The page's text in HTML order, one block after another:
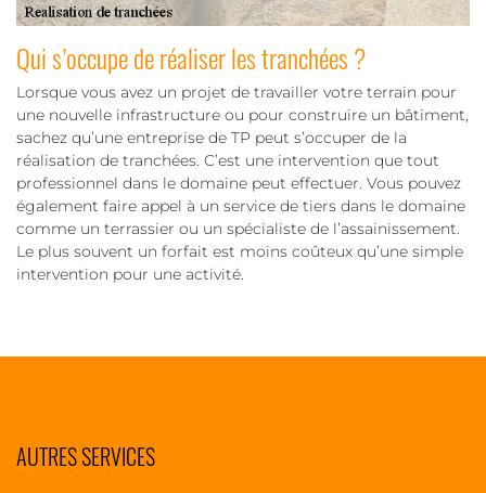
Qui s’occupe de réaliser les tranchées ?
Lorsque vous avez un projet de travailler votre terrain pour
une nouvelle infrastructure ou pour construire un bâtiment,
sachez qu’une entreprise de TP peut s’occuper de la
réalisation de tranchées. C’est une intervention que tout
professionnel dans le domaine peut effectuer. Vous pouvez
également faire appel à un service de tiers dans le domaine
comme un terrassier ou un spécialiste de l’assainissement.
Le plus souvent un forfait est moins coûteux qu’une simple
intervention pour une activité.
AUTRES SERVICES